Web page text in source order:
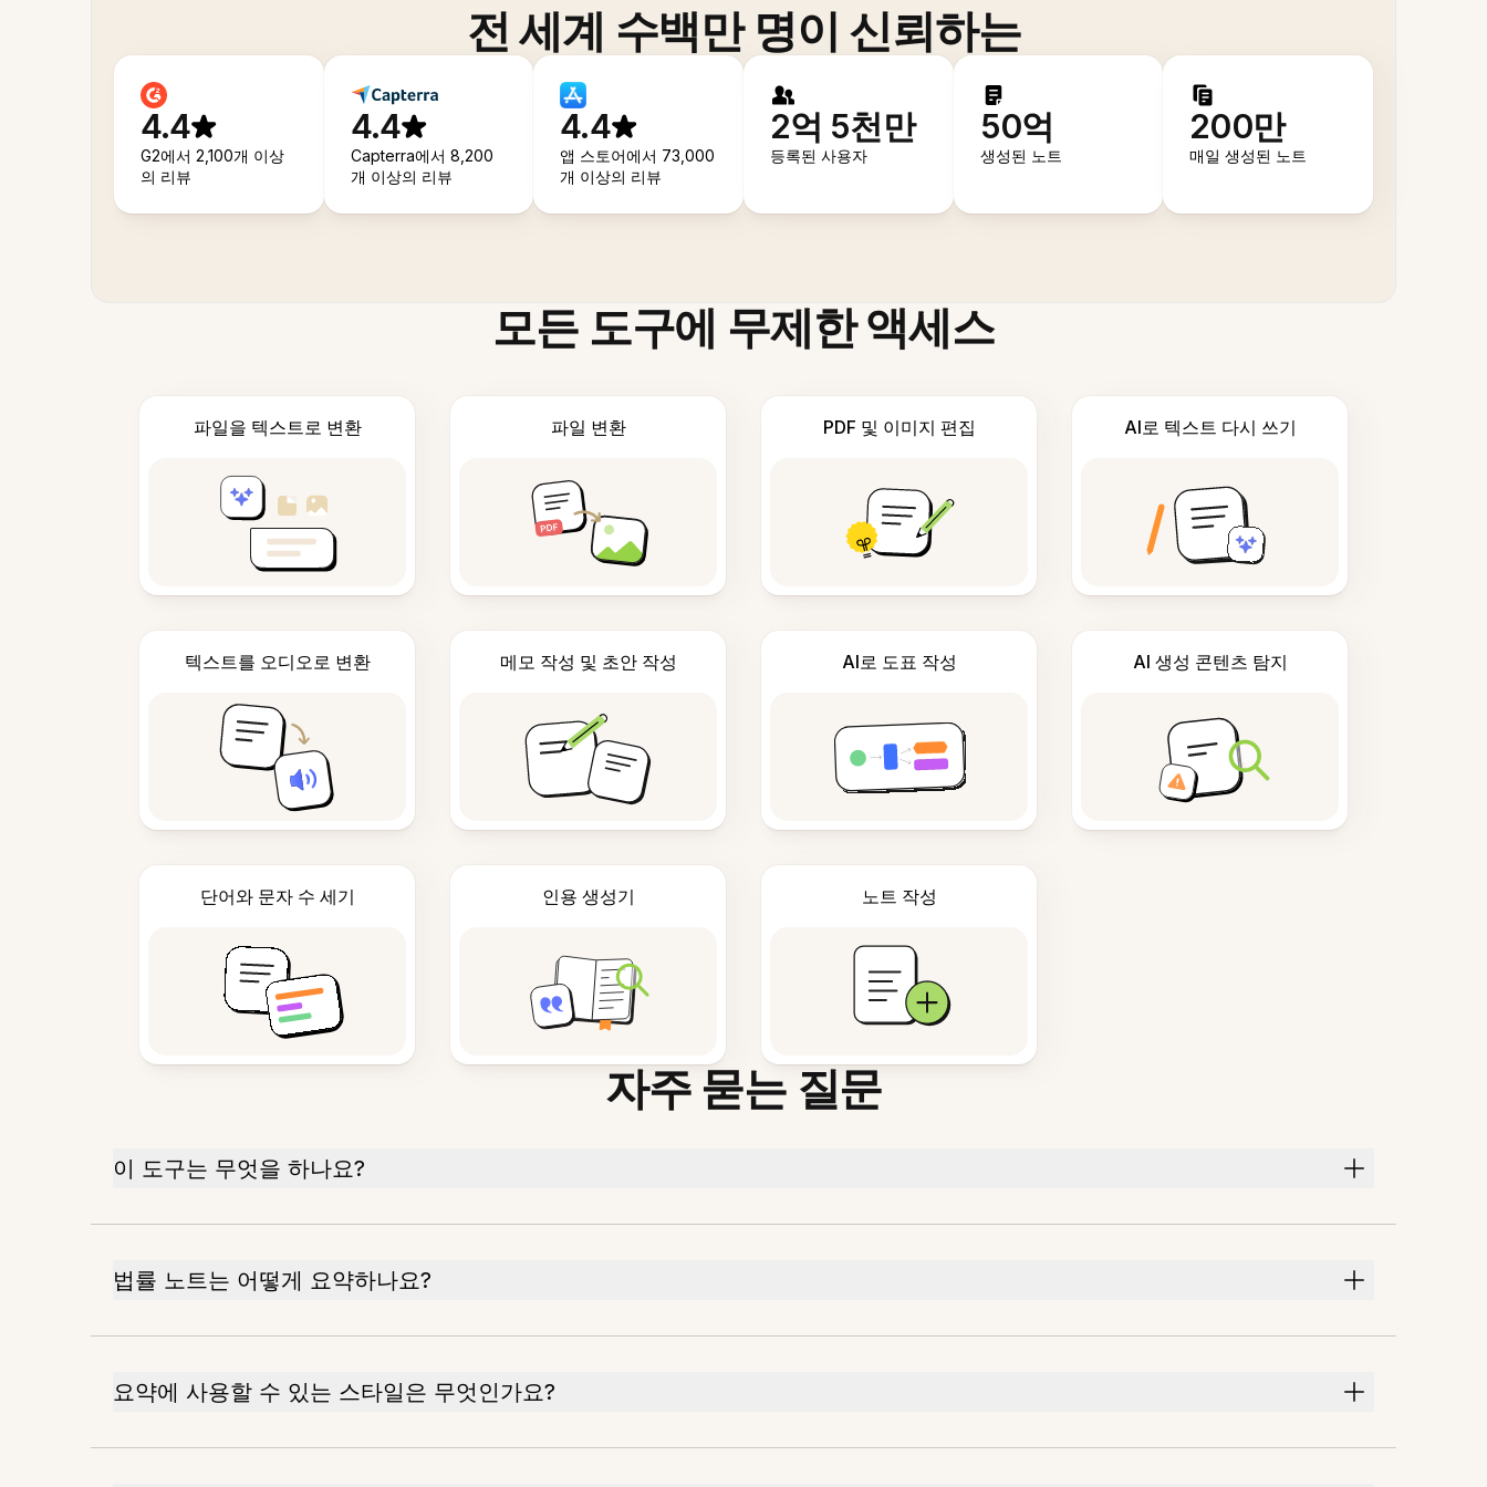
전 세계 수백만 명이 신뢰하는
4.4
G2에서 2,100개 이상
의 리뷰
4.4
Capterra에서 8,200
개 이상의 리뷰
4.4
앱 스토어에서 73,000
개 이상의 리뷰
2억 5천만
등록된 사용자
50억
생성된 노트
200만
매일 생성된 노트
모든 도구에 무제한 액세스
파일을 텍스트로 변환 파일 변환 PDF 및 이미지 편집 AI로 텍스트 다시 쓰기
텍스트를 오디오로 변환 메모 작성 및 초안 작성 AI로 도표 작성 AI 생성 콘텐츠 탐지
단어와 문자 수 세기 인용 생성기 노트 작성
자주 묻는 질문
이 도구는 무엇을 하나요?
법률 노트는 어떻게 요약하나요?
요약에 사용할 수 있는 스타일은 무엇인가요?